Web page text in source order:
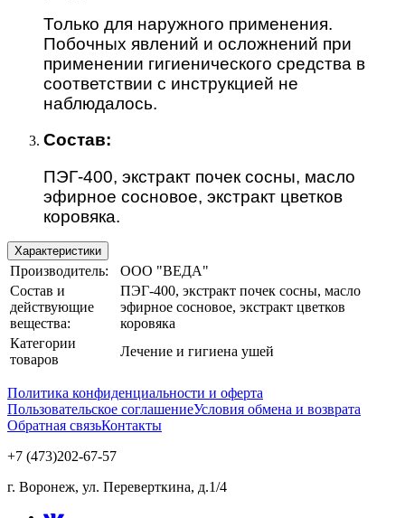
Только для наружного применения.
Побочных явлений и осложнений при
применении гигиенического средства в
соответствии с инструкцией не
наблюдалось.
Состав:
ПЭГ-400, экстракт почек сосны, масло
эфирное сосновое, экстракт цветков
коровяка.
Характеристики
Производитель:
ООО "ВЕДА"
Состав и
действующие
вещества:
ПЭГ-400, экстракт почек сосны, масло
эфирное сосновое, экстракт цветков
коровяка
Категории
товаров
Лечение и гигиена ушей
Политика конфиденциальности и оферта
Пользовательское соглашениеУсловия обмена и возврата
Обратная связьКонтакты
+7 (473)202-67-57
г. Воронеж, ул. Переверткина, д.1/4